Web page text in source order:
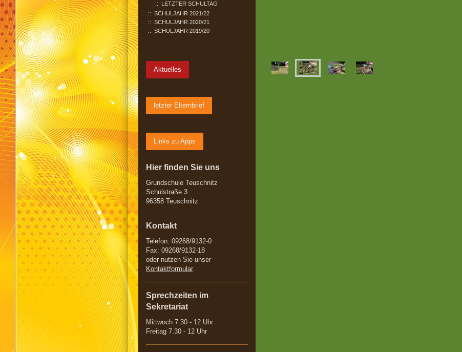
LETZTER SCHULTAG
SCHULJAHR 2021/22
SCHULJAHR 2020/21
SCHULJAHR 2019/20
Aktuelles
letzter Elternbrief
Links zu Apps
Hier finden Sie uns
Grundschule Teuschnitz
Schulstraße 3
96358 Teuschnitz
Kontakt
Telefon: 09268/9132-0
Fax: 09268/9132-18
oder nutzen Sie unser
Kontaktformular.
Sprechzeiten im
Sekretariat
Mittwoch 7.30 - 12 Uhr
Freitag 7.30 - 12 Uhr